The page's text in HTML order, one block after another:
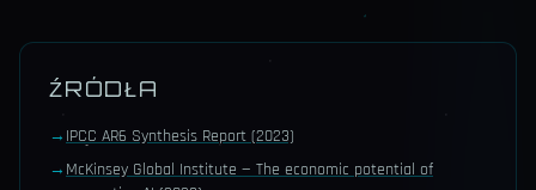
ŹRÓDŁA
→ IPCC AR6 Synthesis Report (2023)
→ McKinsey Global Institute — The economic potential of